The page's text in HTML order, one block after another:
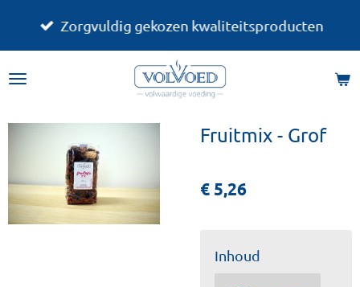
de
Zorgvuldig gekozen kwaliteitsproducten
Fruitmix - Grof
€ 5,26
Inhoud